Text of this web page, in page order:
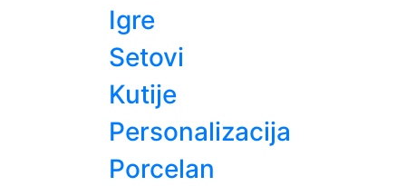
Igre
Setovi
Kutije
Personalizacija
Porcelan